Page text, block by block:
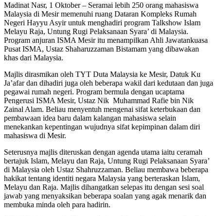
Madinat Nasr, 1 Oktober – Seramai lebih 250 orang mahasiswa
Malaysia di Mesir memenuhi ruang Dataran Kompleks Rumah
Negeri Hayyu Asyir untuk menghadiri program Talkshow Islam
Melayu Raja, Untung Rugi Pelaksanaan Syara’ di Malaysia.
Program anjuran ISMA Mesir itu menampilkan Ahli Jawatankuasa
Pusat ISMA, Ustaz Shaharuzzaman Bistamam yang dibawakan
khas dari Malaysia.
Majlis dirasmikan oleh TYT Duta Malaysia ke Mesir, Datuk Ku
Ja’afar dan dihadiri juga oleh beberapa wakil dari kedutaan dan juga
pegawai rumah negeri. Program bermula dengan ucaptama
Pengerusi ISMA Mesir, Ustaz Nik Muhammad Rafie bin Nik
Zainal Alam. Beliau menyentuh mengenai sifat keterbukaan dan
pembawaan idea baru dalam kalangan mahasiswa selain
menekankan kepentingan wujudnya sifat kepimpinan dalam diri
mahasiswa di Mesir.
Seterusnya majlis diteruskan dengan agenda utama iaitu ceramah
bertajuk Islam, Melayu dan Raja, Untung Rugi Pelaksanaan Syara’
di Malaysia oleh Ustaz Shahruzzaman. Beliau membawa beberapa
hakikat tentang identiti negara Malaysia yang berteraskan Islam,
Melayu dan Raja. Majlis dihangatkan selepas itu dengan sesi soal
jawab yang menyaksikan beberapa soalan yang agak menarik dan
membuka minda oleh para hadirin.